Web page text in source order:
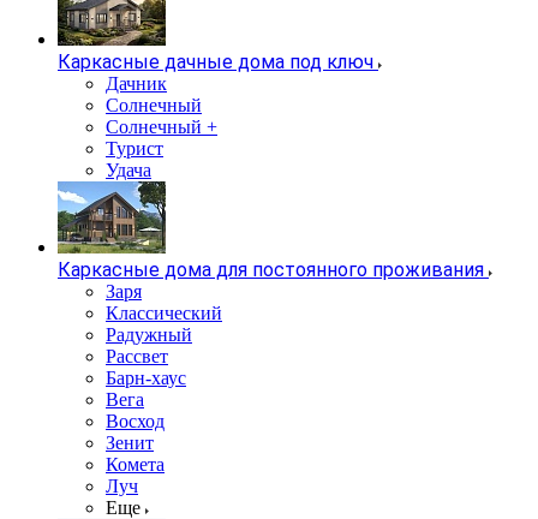
Каркасные дачные дома под ключ
Дачник
Солнечный
Солнечный +
Турист
Удача
Каркасные дома для постоянного проживания
Заря
Классический
Радужный
Рассвет
Барн-хаус
Вега
Восход
Зенит
Комета
Луч
Еще